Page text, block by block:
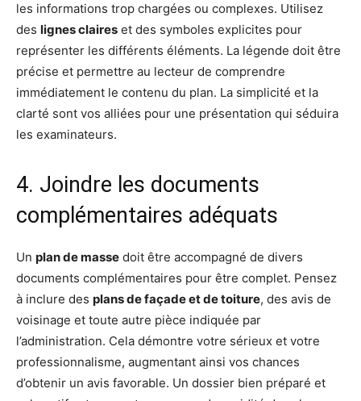
les informations trop chargées ou complexes. Utilisez
des lignes claires et des symboles explicites pour
représenter les différents éléments. La légende doit être
précise et permettre au lecteur de comprendre
immédiatement le contenu du plan. La simplicité et la
clarté sont vos alliées pour une présentation qui séduira
les examinateurs.
4. Joindre les documents
complémentaires adéquats
Un plan de masse doit être accompagné de divers
documents complémentaires pour être complet. Pensez
à inclure des plans de façade et de toiture, des avis de
voisinage et toute autre pièce indiquée par
l’administration. Cela démontre votre sérieux et votre
professionnalisme, augmentant ainsi vos chances
d’obtenir un avis favorable. Un dossier bien préparé et